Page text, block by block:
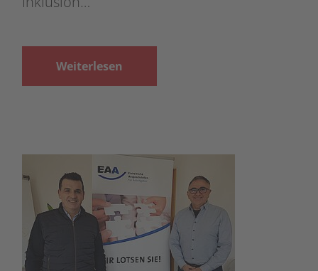
Weiterlesen